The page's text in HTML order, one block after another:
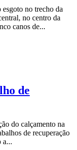
esgoto no trecho da
no centro da
canos de...
de
do calçamento na
de recuperação
a...